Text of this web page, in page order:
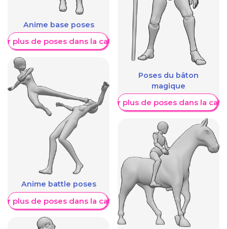
Anime base poses
plus de poses dans la catégorie
Anime battle poses
plus de poses dans la catégorie
Poses du bâton
magique
Afficher plus de poses dans la